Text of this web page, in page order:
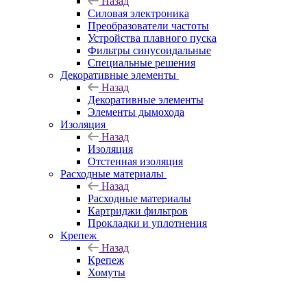
Силовая электроника
Преобразователи частоты
Устройства плавного пуска
Фильтры синусоидальные
Специальные решения
Декоративные элементы
Назад
Декоративные элементы
Элементы дымохода
Изоляция
Назад
Изоляция
Отстенная изоляция
Расходные материалы
Назад
Расходные материалы
Картриджи фильтров
Прокладки и уплотнения
Крепеж
Назад
Крепеж
Хомуты